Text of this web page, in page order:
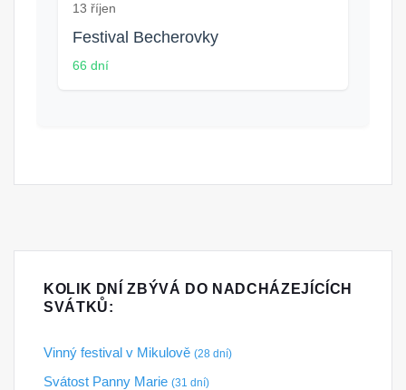
13 říjen
Festival Becherovky
66 dní
KOLIK DNÍ ZBÝVÁ DO NADCHÁZEJÍCÍCH
SVÁTKŮ:
Vinný festival v Mikulově (28 dní)
Svátost Panny Marie (31 dní)